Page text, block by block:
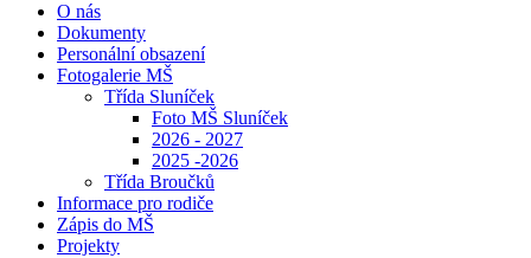
O nás
Dokumenty
Personální obsazení
Fotogalerie MŠ
Třída Sluníček
Foto MŠ Sluníček
2026 - 2027
2025 -2026
Třída Broučků
Informace pro rodiče
Zápis do MŠ
Projekty